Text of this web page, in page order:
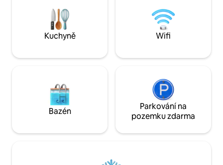
v Montrealu. Stylové, luxusní útočiště v
blízkosti nejlepších atrakcí města!
Montréal Grand Prix F1, Old Montreal,
Quartier des Spectacles. A nejlepší
a dalších míst.
na venkovní
sezónní.
Kuchyně Wifi
Bazén
Parkování na
pozemku zdarma